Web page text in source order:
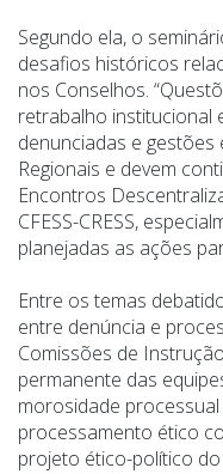
Segundo ela, o
desafios históricos
nos Conselhos.
retrabalho institucional
denunciadas e
Regionais e devem
Encontros
CFESS-CRESS,
planejadas as ações
Entre os temas
entre denúncia e
Comissões de
permanente das
morosidade
processamento ético
projeto ético-político do